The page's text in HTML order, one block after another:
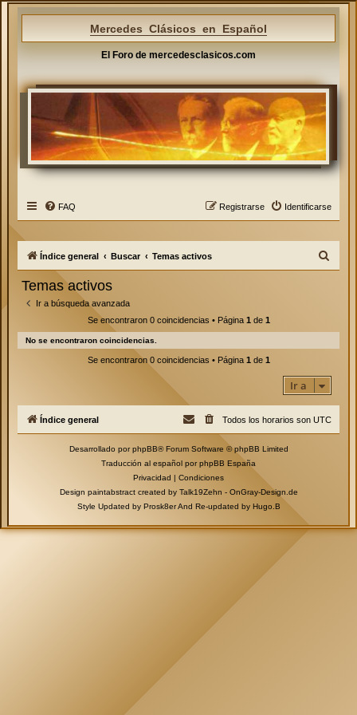
Mercedes Clásicos en Español
El Foro de mercedesclasicos.com
FAQ Identificarse
Registrarse
Índice general Buscar Temas activos
a
r
Temas activos
Ir a búsqueda avanzada
Se encontraron 0 coincidencias • Página 1 de 1
No se encontraron coincidencias.
Se encontraron 0 coincidencias • Página 1 de 1
Ir a
Índice general Todos los horarios son UTC
Desarrollado porphpBB® Forum Software © phpBB Limited
Traducción al español porphpBB España
Privacidad | Condiciones
Design paintabstract created by Talk19Zehn - OnGray-Design.de
Style Updated by Prosk8erAnd Re-updated by Hugo.B